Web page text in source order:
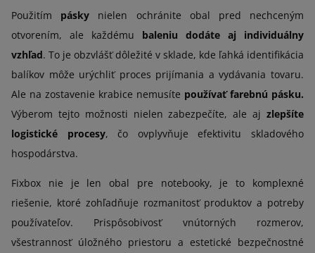
Použitím pásky nielen ochránite obal pred nechceným
otvorením, ale každému baleniu dodáte aj individuálny
vzhľad. To je obzvlášť dôležité v sklade, kde ľahká identifikácia
balíkov môže urýchliť proces prijímania a vydávania tovaru.
Ale na zostavenie krabice nemusíte používať farebnú pásku.
Výberom tejto možnosti nielen zabezpečíte, ale aj zlepšíte
logistické procesy, čo ovplyvňuje efektivitu skladového
hospodárstva.
Fixbox nie je len obal pre notebooky, je to komplexné
riešenie, ktoré zohľadňuje rozmanitosť produktov a potreby
používateľov. Prispôsobivosť vnútorných rozmerov,
všestrannosť úložného priestoru a estetické bezpečnostné